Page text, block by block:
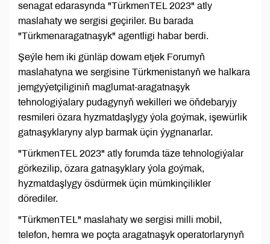
senagat edarasynda "TürkmenTEL 2023" atly
maslahaty we sergisi geçiriler. Bu barada
"Türkmenaragatnaşyk" agentligi habar berdi.
Şeýle hem iki günläp dowam etjek Forumyň
maslahatyna we sergisine Türkmenistanyň we halkara
jemgyýetçiliginiň maglumat-aragatnaşyk
tehnologiýalary pudagynyň wekilleri we öňdebaryjy
resmileri özara hyzmatdaşlygy ýola goýmak, işewürlik
gatnaşyklaryny alyp barmak üçin ýygnanarlar.
"TürkmenTEL 2023" atly forumda täze tehnologiýalar
görkezilip, özara gatnaşyklary ýola goýmak,
hyzmatdaşlygy ösdürmek üçin mümkinçilikler
dörediler.
"TürkmenTEL" maslahaty we sergisi milli mobil,
telefon, hemra we poçta aragatnaşyk operatorlarynyň